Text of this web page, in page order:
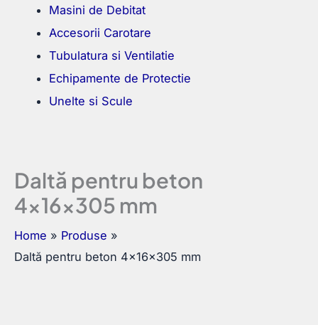
Masini de Debitat
Accesorii Carotare
Tubulatura si Ventilatie
Echipamente de Protectie
Unelte si Scule
Daltă pentru beton
4x16x305 mm
Home
Produse
Daltă pentru beton 4x16x305 mm